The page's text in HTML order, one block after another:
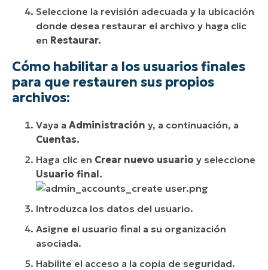
Seleccione la revisión adecuada y la ubicación
donde desea restaurar el archivo y haga clic
en Restaurar.
Cómo habilitar a los usuarios finales
para que restauren sus propios
archivos:
Vaya a Administración y, a continuación, a
Cuentas.
Haga clic en Crear nuevo usuario y seleccione
Usuario final.
Introduzca los datos del usuario.
Asigne el usuario final a su organización
asociada.
Habilite el acceso a la copia de seguridad.